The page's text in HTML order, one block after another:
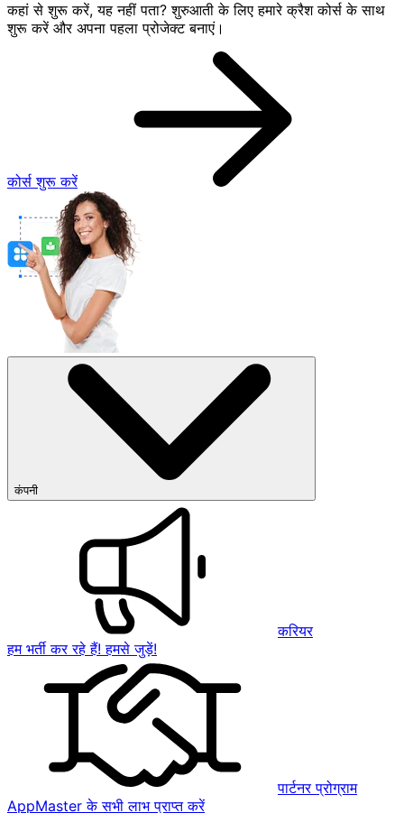
कहां से शुरू करें, यह नहीं पता? शुरुआती के लिए हमारे क्रैश कोर्स के साथ
शुरू करें और अपना पहला प्रोजेक्ट बनाएं।
कोर्स शुरू करें
कंपनी
करियर
हम भर्ती कर रहे हैं! हमसे जुड़ें!
पार्टनर प्रोग्राम
AppMaster के सभी लाभ प्राप्त करें